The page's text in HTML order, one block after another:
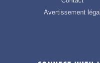
Avertissement légal